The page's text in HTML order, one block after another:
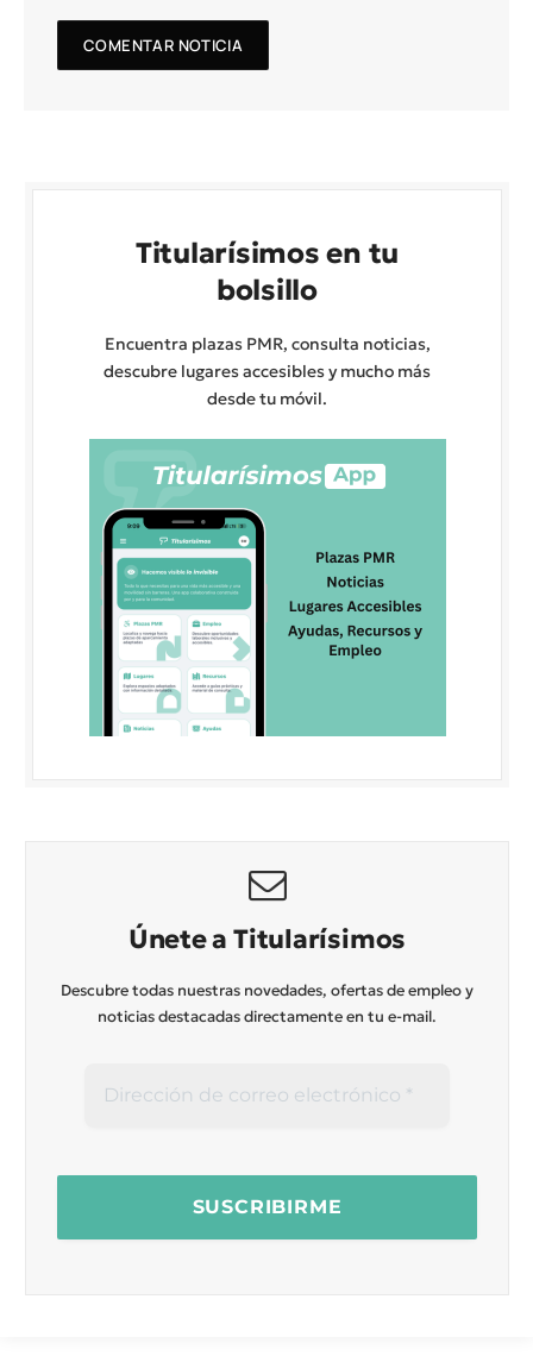
Titularísimos en tu
bolsillo
Encuentra plazas PMR, consulta noticias,
descubre lugares accesibles y mucho más
desde tu móvil.
Únete a Titularísimos
Descubre todas nuestras novedades, ofertas de empleo y
noticias destacadas directamente en tu e-mail.